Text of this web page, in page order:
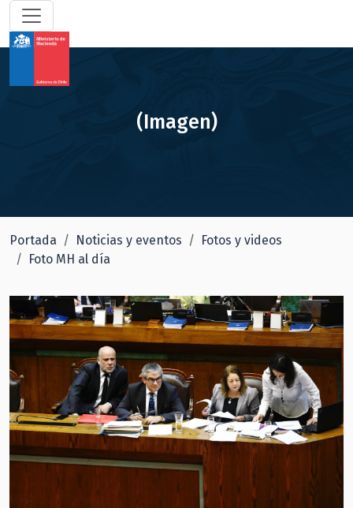
(Imagen)
Portada Noticias y eventos
Fotos y videos
Foto MH al día